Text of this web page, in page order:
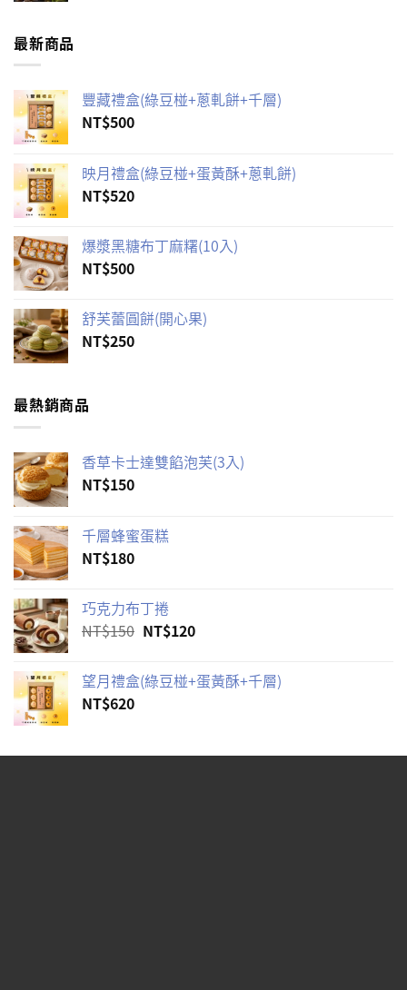
最新商品
豐藏禮盒(綠豆椪+蔥軋餅+千層)
NT$500
映月禮盒(綠豆椪+蛋黃酥+蔥軋餅)
NT$520
爆漿黑糖布丁麻糬(10入)
NT$500
舒芙蕾圓餅(開心果)
NT$250
最熱銷商品
香草卡士達雙餡泡芙(3入)
NT$150
千層蜂蜜蛋糕
NT$180
巧克力布丁捲
NT$150 原
格：
NT$120目
格：
望月禮盒(綠豆椪+蛋黃酥+千層)
NT$620